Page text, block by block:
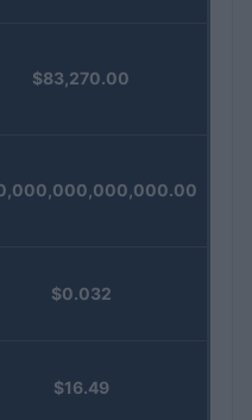
$83,270.00
$0.032
$16.49